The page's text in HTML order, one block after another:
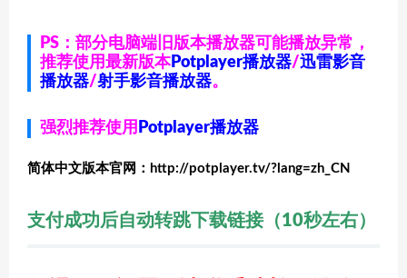
PS：部分电脑端旧版本播放器可能播放异常，
推荐使用最新版本Potplayer播放器/迅雷影音
播放器/射手影音播放器。
强烈推荐使用 Potplayer播放器
简体中文版本官网：http://potplayer.tv/?lang=zh_CN
支付成功后自动转跳下载链接（10秒左右）